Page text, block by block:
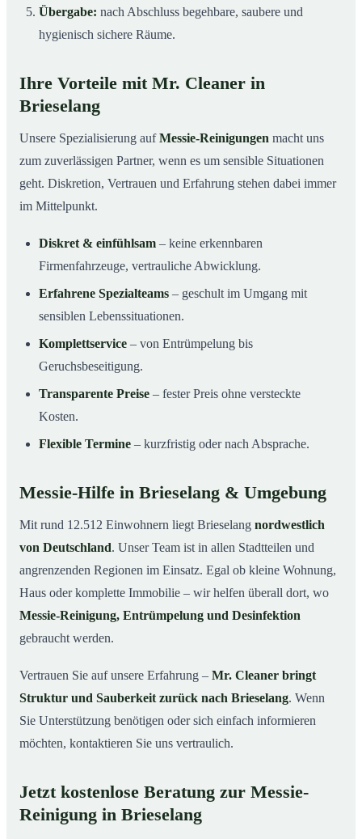
Übergabe: nach Abschluss begehbare, saubere und
hygienisch sichere Räume.
Ihre Vorteile mit Mr. Cleaner in
Brieselang
Unsere Spezialisierung aufMessie-Reinigungen macht uns
zum zuverlässigen Partner, wenn es um sensible Situationen
geht. Diskretion, Vertrauen und Erfahrung stehen dabei immer
im Mittelpunkt.
Diskret & einfühlsam – keine erkennbaren
Firmenfahrzeuge, vertrauliche Abwicklung.
Erfahrene Spezialteams – geschult im Umgang mit
sensiblen Lebenssituationen.
Komplettservice – von Entrümpelung bis
Geruchsbeseitigung.
Transparente Preise – fester Preis ohne versteckte
Kosten.
Flexible Termine – kurzfristig oder nach Absprache.
Messie-Hilfe in Brieselang & Umgebung
Mit rund 12.512 Einwohnern liegt Brieselang nordwestlich
von Deutschland. Unser Team ist in allen Stadtteilen und
angrenzenden Regionen im Einsatz. Egal ob kleine Wohnung,
Haus oder komplette Immobilie – wir helfen überall dort, wo
Messie-Reinigung, Entrümpelung und Desinfektion
gebraucht werden.
Vertrauen Sie auf unsere Erfahrung – Mr. Cleaner bringt
Struktur und Sauberkeit zurück nach Brieselang. Wenn
Sie Unterstützung benötigen oder sich einfach informieren
möchten, kontaktieren Sie uns vertraulich.
Jetzt kostenlose Beratung zur Messie-
Reinigung in Brieselang